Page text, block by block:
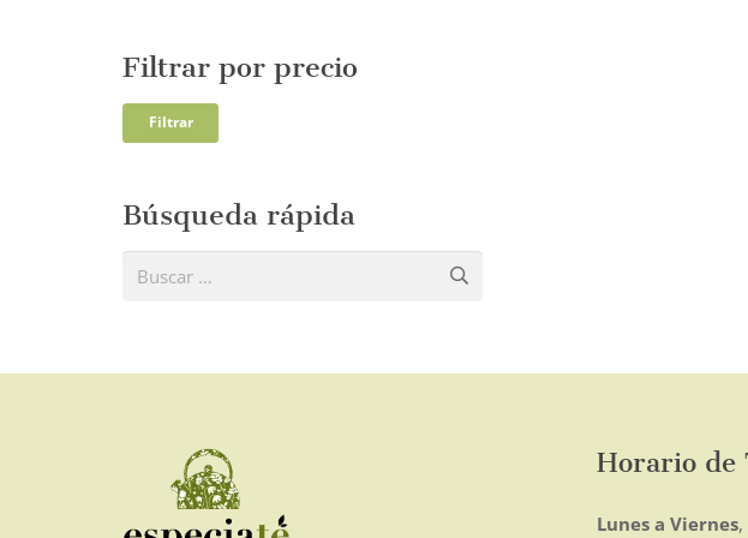
Filtrar por precio
Filtrar
Búsqueda rápida
Buscar:
Horario de
Lunes a Viernes,